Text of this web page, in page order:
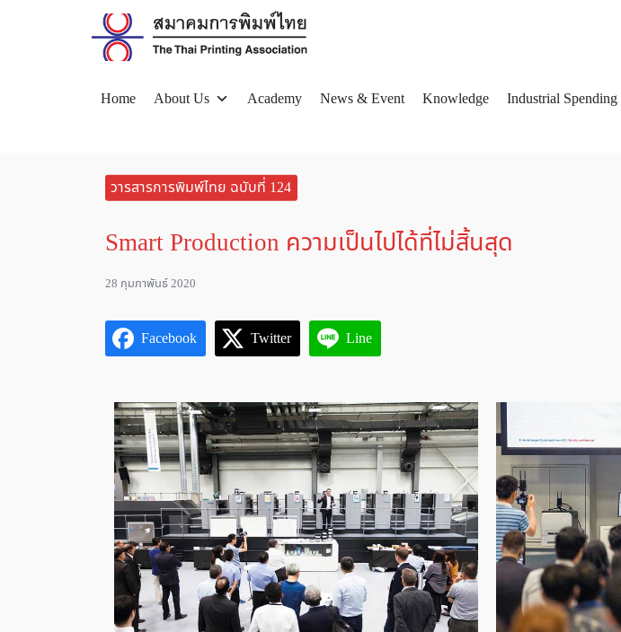
Home About Us Academy News & Event Knowledge Industrial Spending
วารสารการพิมพ์ไทย ฉบับที่ 124
Smart Production ความเป็นไปได้ที่ไม่สิ้นสุด
28 กุมภาพันธ์ 2020
Facebook Twitter Line